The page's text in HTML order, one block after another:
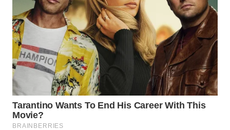
JATENG
NUSANTARA
WN
WN
JATIM